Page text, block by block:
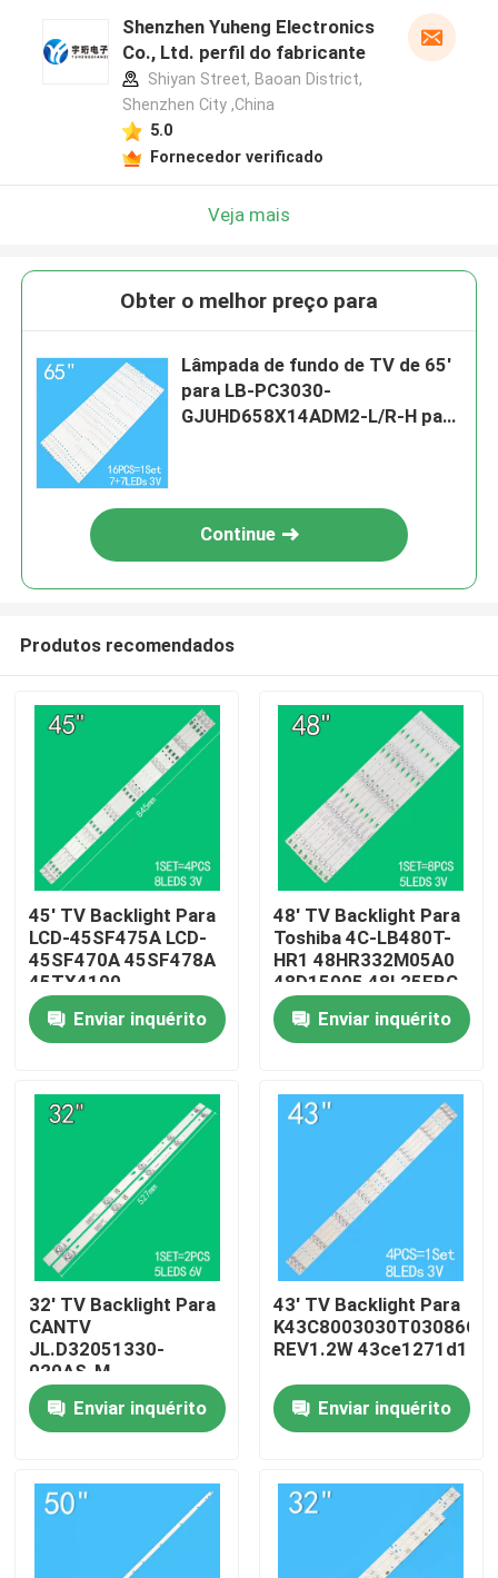
Casa
Produtos
Excursão da fábrica
Controle da qualidade
Contacte-nos
Notícia
Peça umas citações
Iluminação de fundo de TV LED
Shenzhen Yuheng Electronics
Co., Ltd. perfil do fabricante
Shiyan Street, Baoan District,
Shenzhen City ,China
5.0
Fornecedor verificado
Veja mais
Obter o melhor preço para
Lâmpada de fundo de TV de 65'
para LB-PC3030-
GJUHD658X14ADM2-L/R-H para
Continue
Produtos recomendados
45' TV Backlight Para
LCD-45SF475A LCD-
45SF470A 45SF478A
45TX4100
3P45UM003 A0
3P45UM001 A9
ECHOM-0345UM002
Enviar inquérito
48' TV Backlight Para
Toshiba 4C-LB480T-
HR1 48HR332M05A0
48D15005 48L25EBC
48L26CMC 48L2600C
48L2500CEnviar inquérito
32' TV Backlight Para
CANTV
JL.D32051330-
020AS-M
32HR332M05A1 V3
4D-LE3202-YC1P0Z1
Enviar inquérito
43' TV Backlight Para
K43C8003030T03086C9-
REV1.2W 43ce1271d1
Enviar inquérito